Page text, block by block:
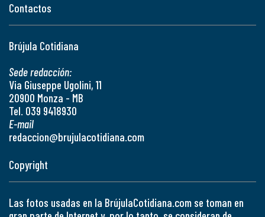
Contactos
Brújula Cotidiana
Sede redacción:
Via Giuseppe Ugolini, 11
20900 Monza - MB
Tel. 039 9418930
E-mail
redaccion@brujulacotidiana.com
Copyright
Las fotos usadas en la BrújulaCotidiana.com se toman en